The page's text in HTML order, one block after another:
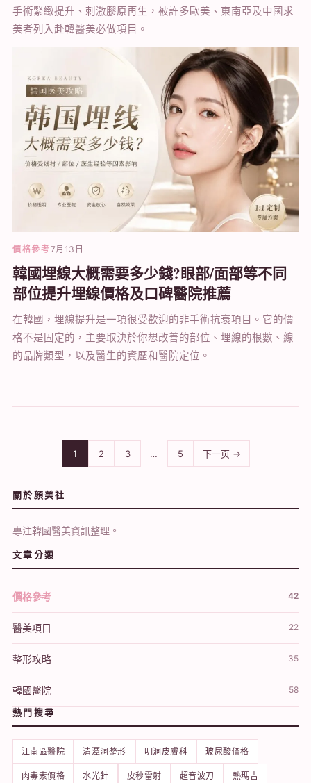
手術緊緻提升、刺激膠原再生，被許多歐美、東南亞及中國求
美者列入赴韓醫美必做項目。
價格參考7月13日
韓國埋線大概需要多少錢?眼部/面部等不同
部位提升埋線價格及口碑醫院推薦
在韓國，埋線提升是一項很受歡迎的非手術抗衰項目。它的價
格不是固定的，主要取決於你想改善的部位、埋線的根數、線
的品牌類型，以及醫生的資歷和醫院定位。
1 2 3 … 5 下一页 →
關於顔美社
專注韓國醫美資訊整理。
文章分類
價格參考 42
醫美項目 22
整形攻略 35
韓國醫院 58
熱門搜尋
江南區醫院 清潭洞整形 明洞皮膚科 玻尿酸價格
肉毒素價格 水光針 皮秒雷射 超音波刀 熱瑪吉